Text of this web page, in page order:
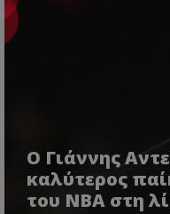
Ο Γιάννης
καλύτερος
του NBA στη